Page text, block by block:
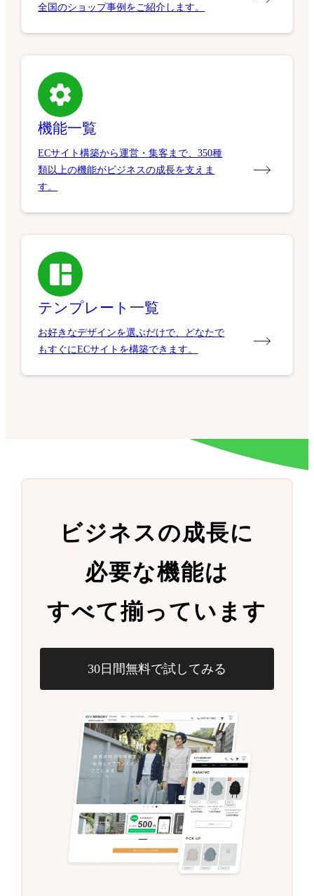
全国のショップ事例をご紹介します。
機能一覧
ECサイト構築から運営・集客まで、350種
類以上の機能がビジネスの成長を支えま
す。
テンプレート一覧
お好きなデザインを選ぶだけで、どなたで
もすぐにECサイトを構築できます。
ビジネスの成長に
必要な機能は
すべて揃っています
30日間無料で試してみる